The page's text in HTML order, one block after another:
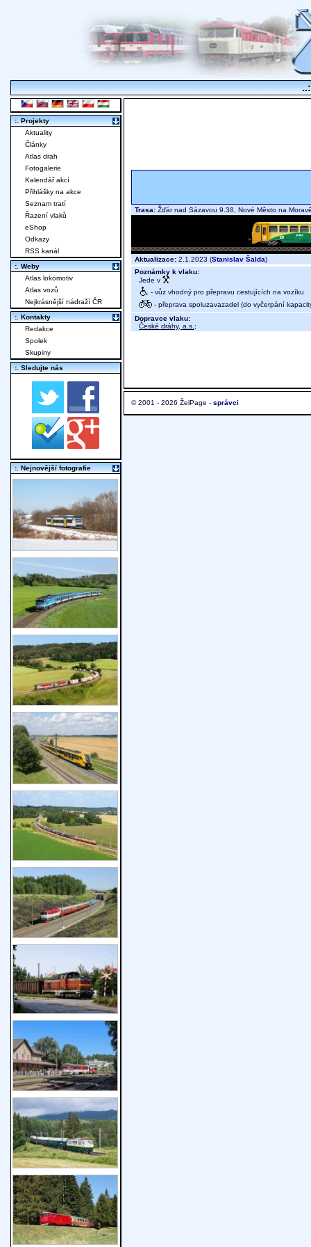
Trasa: Žďár nad Sázavou 9.38, Nové Město na
Aktualizace: 2.1.2023 (Stanislav Šalda)
Poznámky k vlaku:
Jede v
- vůz vhodný pro přepravu cestujících na vozíku
- přeprava spoluzavazadel (do vyčerpání
Dopravce vlaku:
České dráhy, a.s. ;
© 2001 - 2026 ŽelPage - správci
:. Projekty
Aktuality
Články
Atlas drah
Fotogalerie
Kalendář akcí
Přihlášky na akce
Seznam tratí
Řazení vlaků
eShop
Odkazy
RSS kanál
:. Weby
Atlas lokomotiv
Atlas vozů
Nejkrásnější nádraží ČR
:. Kontakty
Redakce
Spolek
Skupiny
:. Sledujte nás
:. Nejnovější fotografie